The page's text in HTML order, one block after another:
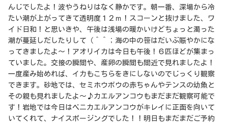
んじでしたよ！波やうねりはなく静かです。朝一番、深場から冷
たい潮が上がってきて透明度１２ｍ！スコーンと抜けました、ワ
イド日和！と思いきや、午後は浅場の暖かいけどちょっと濁った
潮が蔓延しだしたりして（＾＾；海の中の笹はだいぶ賑やかにな
ってきましたよ～！アオリイカは今日も午後！６匹ほどが集まっ
ていました。交接の瞬間や、産卵の瞬間も間近で見れましたよ！
一度産み始めれば、イカもこちらをきにしないのでじっくり観察
できます。砂地では、セミホウボウの赤ちゃんやテンスの幼魚と
その親も見れましたよ～♪カエルアンコウもまだまだ観察可能で
す！岩地では今日はベニカエルアンコウがキレイに正面を向いて
いてくれて、ナイスポージングでした！！明日もまだまだご予約